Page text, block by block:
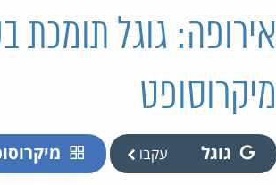
אירופה: גוגל
מיקרוסופט
גוגל עקבו